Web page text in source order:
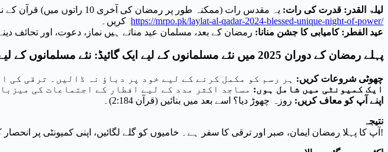
لیلۃ القدر: قدرت کی رات:
یہ مقدس رات (ممکنہ طور پر
https://mrpo.pk/laylat-al-qadar-2024-blessed-unique-night-of-power/
عید الفطر: کامیابی کا جشن منانا: رمضان کے بعد، مسلمان عید مناتے ہیں نماز، دعوت، اور تحائف
پہلے رمضان کے دوران 2025 میں نئے مسلمانوں کے لیے ایک گائیڈ: نئے مسلمانوں کے لیے حتمی تجاویز
چھوٹی شروعات کریں: ہر رسم کو مکمل کرنے کے لیے خود پر دباؤ نہ ڈالیں۔ ترقی کی
ایک کمیونٹی میں شامل ہوں: مساجد اکثر مدد کے لیے افطار کے اجتماعات کی
اپنے آپ کو معاف کریں: روزہ چھوڑ دیا؟ اسے بعد میں بنائیں (قرآن 2:184)۔
نتیجہ
آپ کا پہلا رمضان ایمان، صبر اور ترقی کا سفر ہے۔ خامیوں کو گلے لگائیں، اپنی کمیونٹی پر انحصار کریں، اور روحانی انعامات پر توجہ دیں۔ رمضان مبارک!